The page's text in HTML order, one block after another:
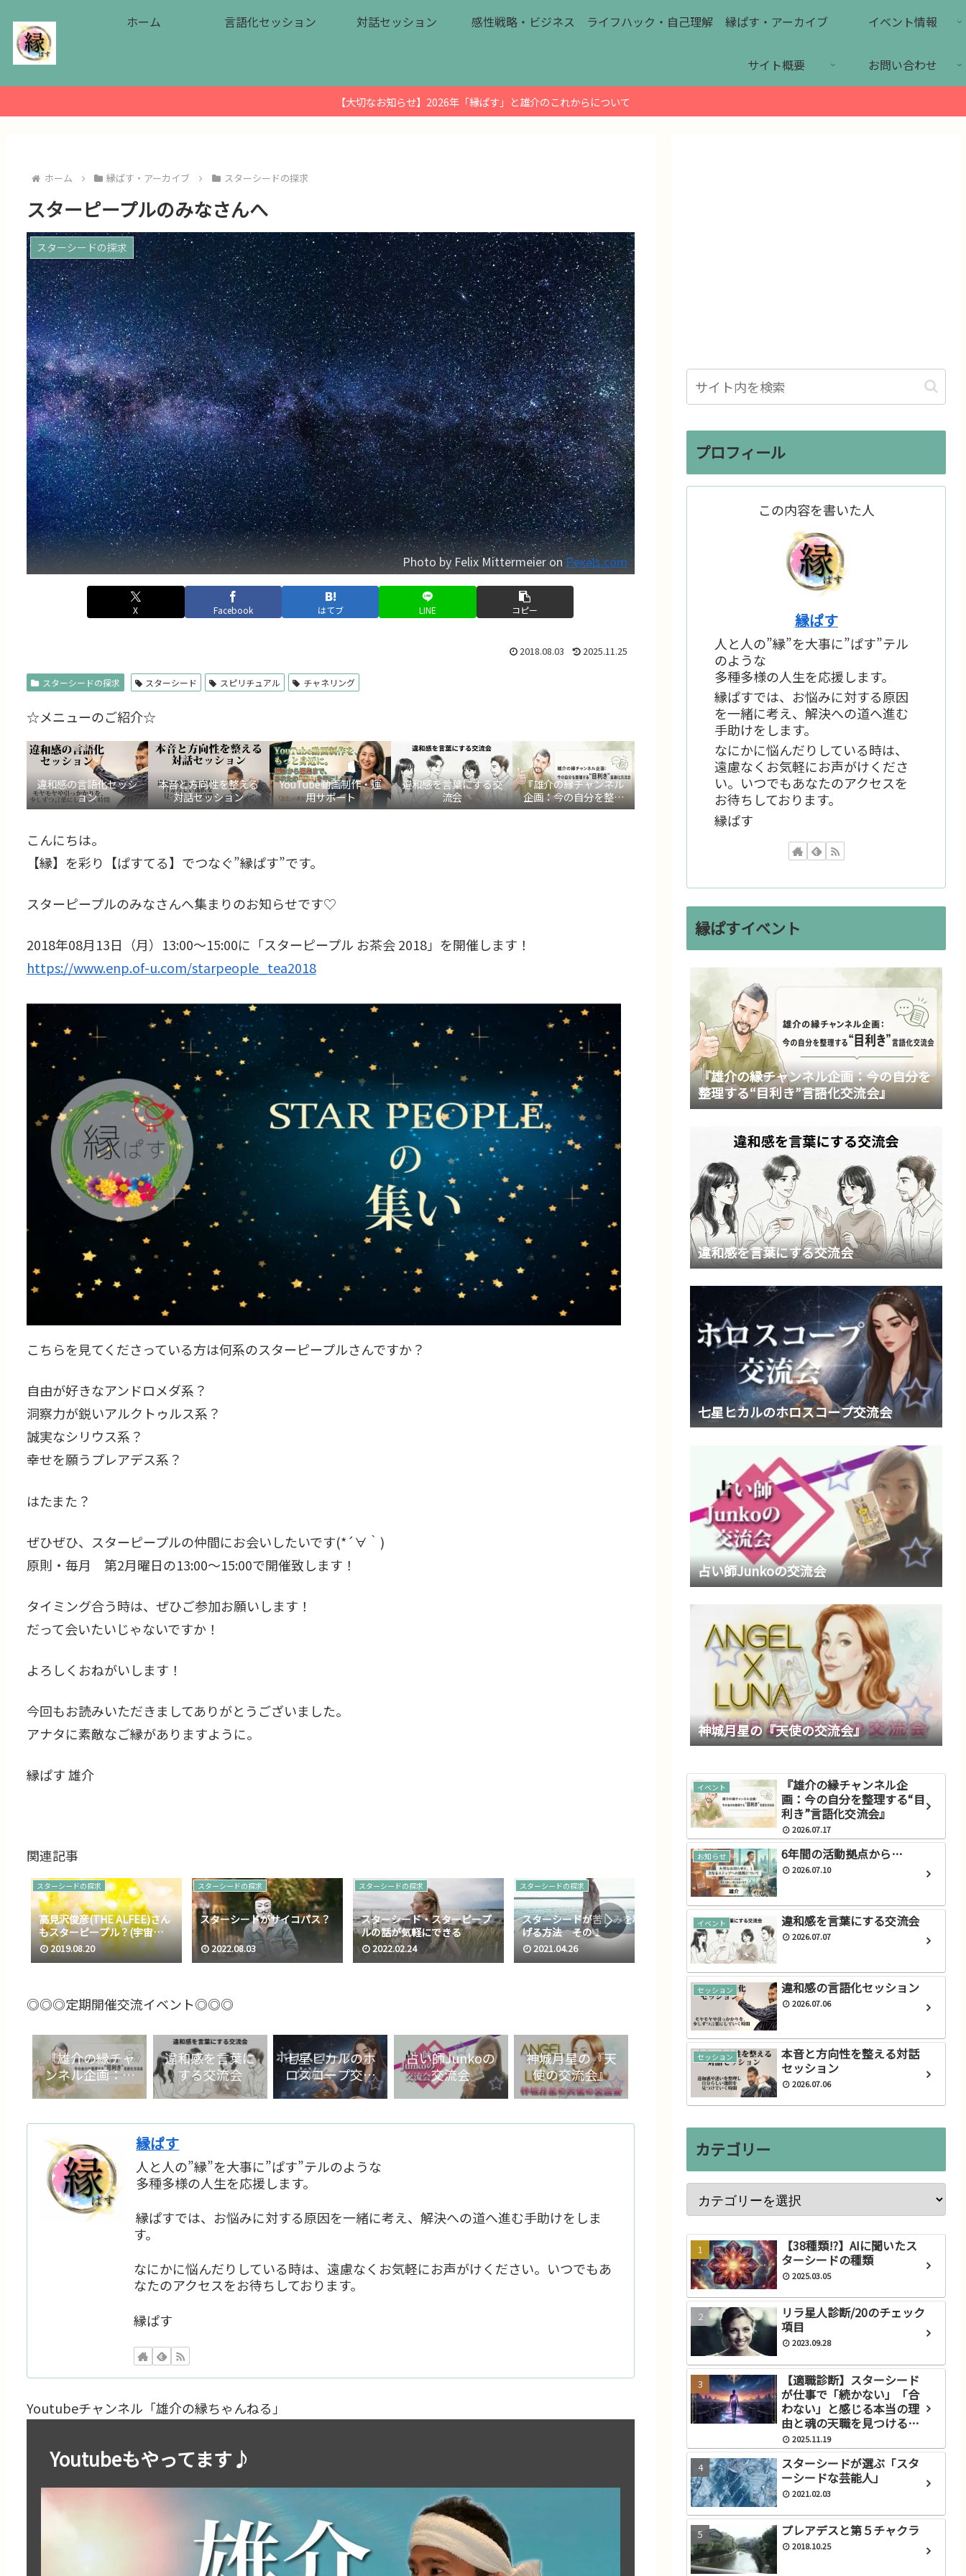
ホーム 言語化セッション 対話セッション 感性戦略・ビジネス ライフハック・自己理解 縁ぱす・アーカイブ イベント情報
サイト概要 お問い合わせ
【大切なお知らせ】2026年「縁ぱす」と雄介のこれからについて
ホーム 縁ぱす・アーカイブ スターシードの探求
スターピープルのみなさんへ
スターシードの探求
Photo by Felix Mittermeier onPexels.com
X Facebook はてブ LINE コピー
2018.08.03 2025.11.25
スターシードの探求 スターシード スピリチュアル チャネリング
☆メニューのご紹介☆
違和感の言語化セッシ
ョン
本音と方向性を整える
対話セッション
YouTube動画制作・運
用サポート
違和感を言葉にする交
流会
『雄介の縁チャンネル
企画：今の自分を整理
する“目利き”言語化交
こんにちは。
【縁】を彩り【ぱすてる】でつなぐ”縁ぱす”です。
スターピープルのみなさんへ集まりのお知らせです♡
2018年08月13日（月）13:00～15:00に「スターピープル お茶会 2018」を開催します！
https://www.enp.of-u.com/starpeople_tea2018
こちらを見てくださっている方は何系のスターピープルさんですか？
自由が好きなアンドロメダ系？
洞察力が鋭いアルクトゥルス系？
誠実なシリウス系？
幸せを願うプレアデス系？
はたまた？
ぜひぜひ、スターピープルの仲間にお会いしたいです(*´∀｀)
原則・毎月 第2月曜日の13:00～15:00で開催致します！
タイミング合う時は、ぜひご参加お願いします！
だって会いたいじゃないですか！
よろしくおねがいします！
今回もお読みいただきましてありがとうございました。
アナタに素敵なご縁がありますように。
縁ぱす 雄介
関連記事
スターシードの探求
高見沢俊彦(THE ALFEE)さん
もスターピープル？(宇宙
人？）
2019.08.20
スターシードの探求
スターシードがサイコパス？
2022.08.03
スターシードの探求
スターシード・スターピープ
ルの話が気軽にできる
2022.02.24
スターシードの探求
スターシードが苦しみを和ら
げる方法 その１
2021.04.26
スターシードの探求
スターシードが地球で人間距
離感…特に日本でおかしい理
由2023.04.21
◎◎◎定期開催交流イベント◎◎◎
『雄介の縁チャ
ンネル企画：今
の自分を整理す
化交流会』
違和感を言葉に
する交流会
七星ヒカルのホ
ロスコープ交流
会
占い師Junkoの
交流会
神城月星の『天
使の交流会』
縁ぱす
人と人の”縁”を大事に”ぱす”テルのような
多種多様の人生を応援します。
縁ぱすでは、お悩みに対する原因を一緒に考え、解決への道へ進む手助けをしま
す。
なにかに悩んだりしている時は、遠慮なくお気軽にお声がけください。いつでもあ
なたのアクセスをお待ちしております。
縁ぱす
Youtubeチャンネル「雄介の縁ちゃんねる」
Youtubeもやってます♪
プロフィール
この内容を書いた人
縁ぱす
人と人の”縁”を大事に”ぱす”テル
のような
多種多様の人生を応援します。
縁ぱすでは、お悩みに対する原因
を一緒に考え、解決への道へ進む
手助けをします。
なにかに悩んだりしている時は、
遠慮なくお気軽にお声がけくださ
い。いつでもあなたのアクセスを
お待ちしております。
縁ぱす
縁ぱすイベント
『雄介の縁チャンネル企画：今の自分を
整理する“目利き”言語化交流会』
違和感を言葉にする交流会
七星ヒカルのホロスコープ交流会
占い師Junkoの交流会
神城月星の『天使の交流会』
イベント
『雄介の縁チャンネル企
画：今の自分を整理する“目
利き”言語化交流会』
2026.07.17
お知らせ 6年間の活動拠点から…
2026.07.10
イベント 違和感を言葉にする交流会
2026.07.07
セッション 違和感の言語化セッション
2026.07.06
セッション
本音と方向性を整える対話
セッション
2026.07.06
カテゴリー
【38種類!?】AIに聞いたス
ターシードの種類
2025.03.05
リラ星人診断/20のチェック
項目
2023.09.28
【適職診断】スターシード
が仕事で「続かない」「合
わない」と感じる本当の理
由と魂の天職を見つけるス
テップ
2025.11.19
スターシードが選ぶ「スタ
ーシードな芸能人」
2021.02.03
プレアデスと第５チャクラ
2018.10.25